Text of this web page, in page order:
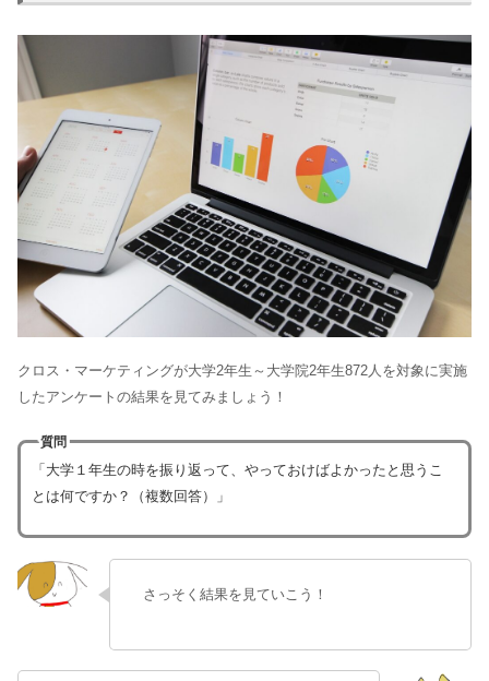
クロス・マーケティングが大学2年生～大学院2年生872人を対象に実施
したアンケートの結果を見てみましょう！
質問
「大学１年生の時を振り返って、やっておけばよかったと思うこ
とは何ですか？（複数回答）」
さっそく結果を見ていこう！